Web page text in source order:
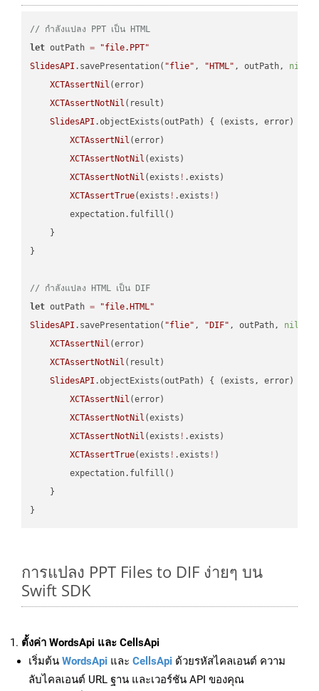
// กำลังแปลง PPT เป็น HTML
let outPath =
"file.PPT"
SlidesAPI .savePresentation( "flie" , "HTML" , outPath, nil
XCTAssertNil (error)
XCTAssertNotNil (result)
SlidesAPI .objectExists(outPath) { (exists, error) ->
XCTAssertNil (error)
XCTAssertNotNil (exists)
XCTAssertNotNil (exists ! .exists)
XCTAssertTrue(exists ! .exists ! )
        expectation.fulfill()
    }
}
// กำลังแปลง HTML เป็น DIF
let outPath =
"file.HTML"
SlidesAPI .savePresentation( "flie" , "DIF" , outPath, nil
XCTAssertNil (error)
XCTAssertNotNil (result)
SlidesAPI .objectExists(outPath) { (exists, error) ->
XCTAssertNil (error)
XCTAssertNotNil (exists)
XCTAssertNotNil (exists ! .exists)
XCTAssertTrue(exists ! .exists ! )
        expectation.fulfill()
    }
การแปลง PPT Files to DIF ง่ายๆ บน
Swift SDK
ตั้งค่า WordsApi และ CellsApi
เริ่มต้น WordsApi และ CellsApi ด้วยรหัสไคลเอนต์ ความ
ลับไคลเอนต์ URL ฐาน และเวอร์ชัน API ของคุณ